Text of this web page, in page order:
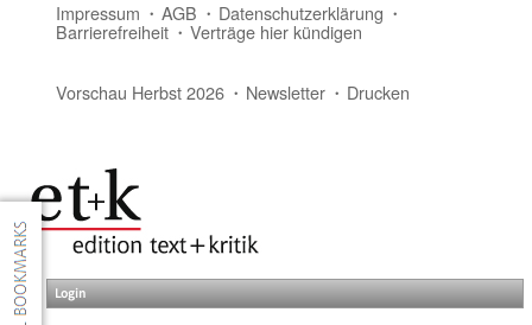
Impressum AGB Datenschutzerklärung
Barrierefreiheit Verträge hier kündigen
Vorschau Herbst 2026 Newsletter Drucken
Login